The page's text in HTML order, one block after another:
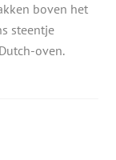
boven het
steentje
oven.